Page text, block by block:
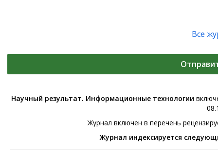
Все
Научный результат. Информационные технологии
Журнал включен в перечень
Журнал индексируется